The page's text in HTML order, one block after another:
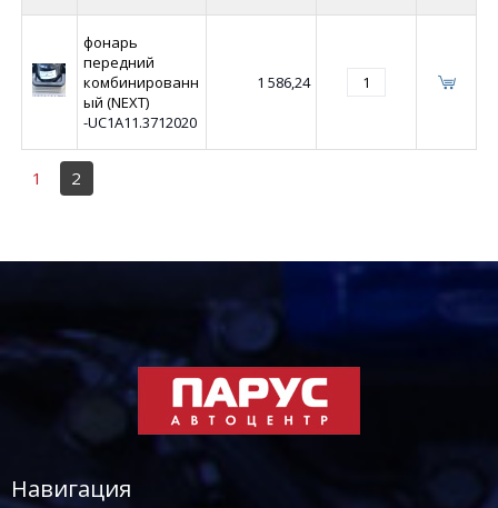
фонарь
передний
комбинированн
ый (NEXT)
-UC1A11.3712020
1 586,24
1 2
Навигация